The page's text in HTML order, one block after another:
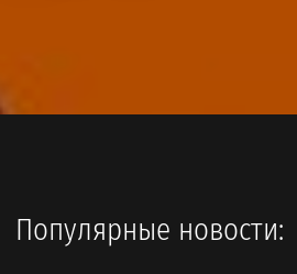
Популярные новости: